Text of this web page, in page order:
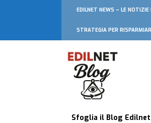
EDILNET NEWS – LE NOTIZIE
STRATEGIA PER
Sfoglia il Blog Edilnet